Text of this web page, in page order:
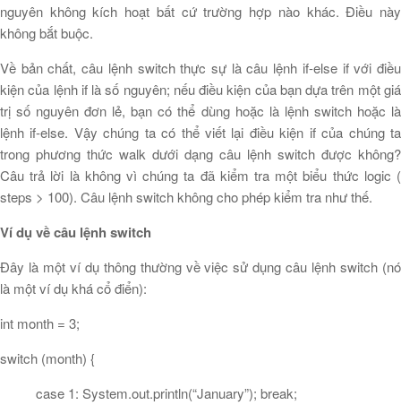
nguyên không kích hoạt bất cứ trường hợp nào khác. Điều này
không bắt buộc.
Về bản chất, câu lệnh switch thực sự là câu lệnh if-else if với điều
kiện của lệnh if là số nguyên; nếu điều kiện của bạn dựa trên một giá
trị số nguyên đơn lẻ, bạn có thể dùng hoặc là lệnh switch hoặc là
lệnh if-else. Vậy chúng ta có thể viết lại điều kiện if của chúng ta
trong phương thức walk dưới dạng câu lệnh switch được không?
Câu trả lời là không vì chúng ta đã kiểm tra một biểu thức logic (
steps > 100). Câu lệnh switch không cho phép kiểm tra như thế.
Ví dụ về câu lệnh switch
Đây là một ví dụ thông thường về việc sử dụng câu lệnh switch (nó
là một ví dụ khá cổ điển):
int month = 3;
switch (month) {
case 1: System.out.println(“January”); break;